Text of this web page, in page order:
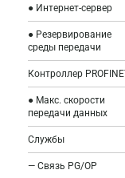
● Интернет-сервер
● Резервирование
среды передачи
Контроллер
● Макс. скорости
передачи данных
Службы
— Связь PG/OP